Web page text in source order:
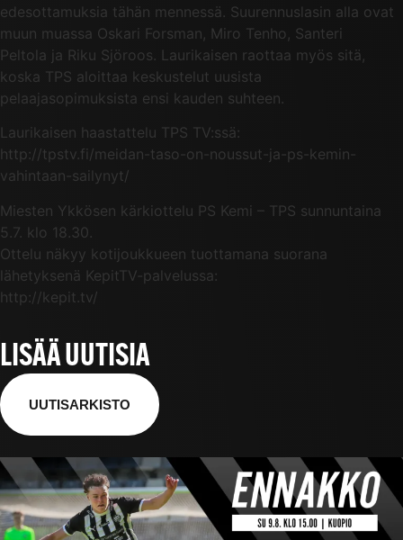
edesottamuksia tähän mennessä. Suurennuslasin alla ovat
muun muassa Oskari Forsman, Miro Tenho, Santeri
Peltola ja Riku Sjöroos. Laurikaisen raottaa myös sitä,
koska TPS aloittaa keskustelut uusista
pelaajasopimuksista ensi kauden suhteen.
Laurikaisen haastattelu TPS TV:ssä:
http://tpstv.fi/meidan-taso-on-noussut-ja-ps-kemin-
vahintaan-sailynyt/
Miesten Ykkösen kärkiottelu PS Kemi – TPS sunnuntaina
5.7. klo 18.30.
Ottelu näkyy kotijoukkueen tuottamana suorana
lähetyksenä KepitTV-palvelussa:
http://kepit.tv/
LISÄÄ UUTISIA
UUTISARKISTO